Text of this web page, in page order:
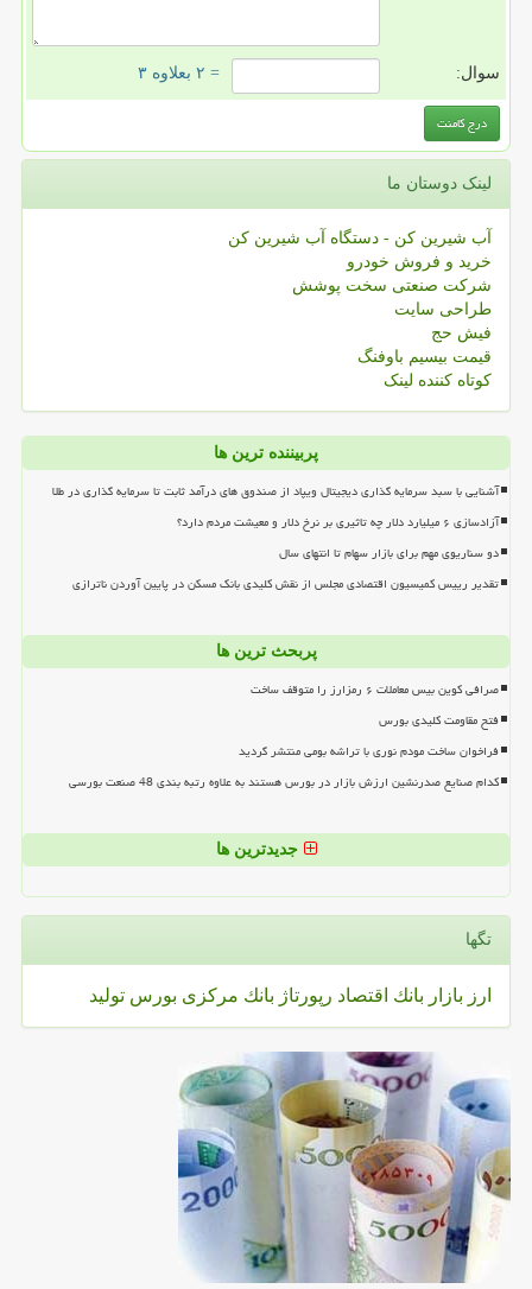
سوال: = ۲ بعلاوه ۳
لینک دوستان ما
آب شیرین کن - دستگاه آب شیرین کن
خرید و فروش خودرو
شرکت صنعتی سخت پوشش
طراحی سایت
فیش حج
قیمت بیسیم باوفنگ
کوتاه کننده لینک
پربیننده ترین ها
آشنایی با سبد سرمایه گذاری دیجیتال ویپاد از صندوق های درآمد ثابت تا سرمایه گذاری در طلا
آزادسازی ۶ میلیارد دلار چه تاثیری بر نرخ دلار و معیشت مردم دارد؟
دو سناریوی مهم برای بازار سهام تا انتهای سال
تقدیر رییس کمیسیون اقتصادی مجلس از نقش کلیدی بانک مسکن در پایین آوردن ناترازی
پربحث ترین ها
صرافی کوین بیس معاملات ۶ رمزارز را متوقف ساخت
فتح مقاومت کلیدی بورس
فراخوان ساخت مودم نوری با تراشه بومی منتشر گردید
کدام صنایع صدرنشین ارزش بازار در بورس هستند به علاوه رتبه بندی 48 صنعت بورسی
جدیدترین ها
تگها
ارز بازار بانك اقتصاد رپورتاژ بانك مركزی بورس تولید